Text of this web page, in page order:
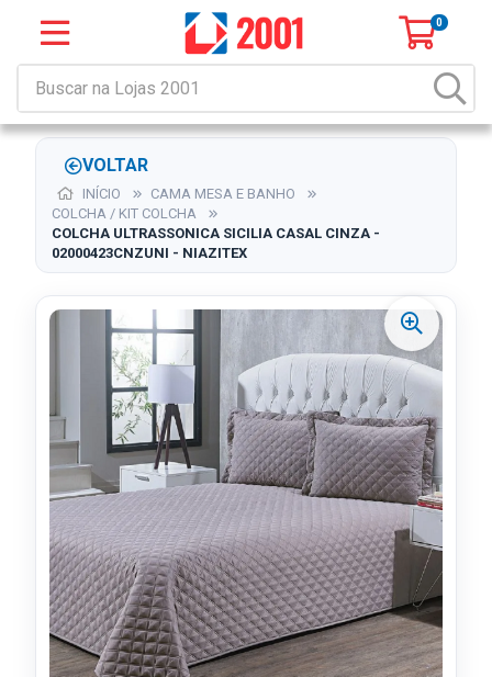
0
VOLTAR
INÍCIO
CAMA MESA E BANHO
COLCHA / KIT COLCHA
COLCHA ULTRASSONICA SICILIA CASAL CINZA -
02000423CNZUNI - NIAZITEX